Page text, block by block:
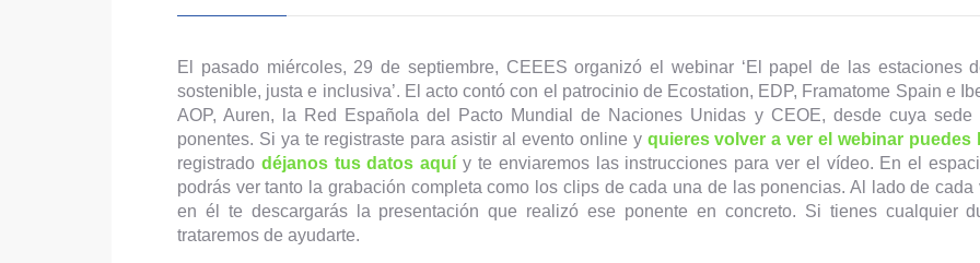
El pasado miércoles, 29 de septiembre, CEEES organizó el webinar ‘El papel de las estaciones
sostenible, justa e inclusiva’. El acto contó con el patrocinio de Ecostation, EDP, Framatome Spain e
AOP, Auren, la Red Española del Pacto Mundial de Naciones Unidas y CEOE, desde cuya
ponentes. Si ya te registraste para asistir al evento online y quieres volver a ver el webinar
registrado déjanos tus datos aquí y te enviaremos las instrucciones para ver el vídeo. En el
podrás ver tanto la grabación completa como los clips de cada una de las ponencias. Al lado de
en él te descargarás la presentación que realizó ese ponente en concreto. Si tienes cualquier
trataremos de ayudarte.